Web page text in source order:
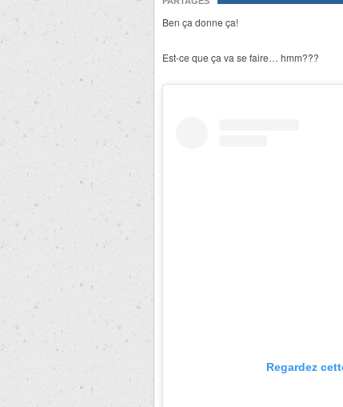
Ben ça donne ça!
Est-ce que ça va se faire… hmm???
Regardez